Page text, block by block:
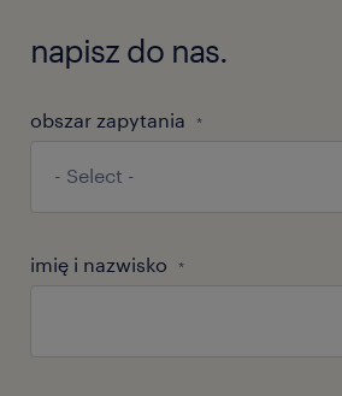
napisz do nas.
obszar zapytania *
imię i nazwisko *